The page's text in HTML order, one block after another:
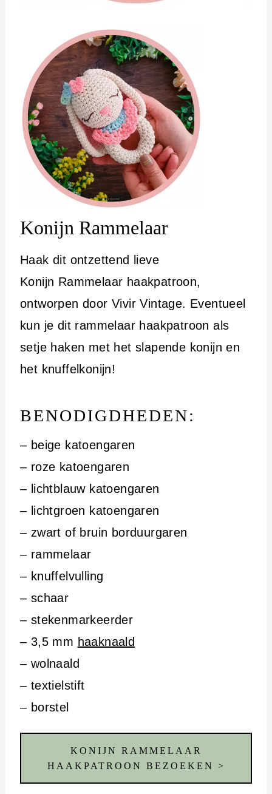
Konijn Rammelaar
Haak dit ontzettend lieve
Konijn Rammelaar haakpatroon,
ontworpen door Vivir Vintage. Eventueel
kun je dit rammelaar haakpatroon als
setje haken met het slapende konijn en
het knuffelkonijn!
BENODIGDHEDEN:
– beige katoengaren
– roze katoengaren
– lichtblauw katoengaren
– lichtgroen katoengaren
– zwart of bruin borduurgaren
– rammelaar
– knuffelvulling
– schaar
– stekenmarkeerder
– 3,5 mm haaknaald
– wolnaald
– textielstift
– borstel
KONIJN RAMMELAAR
HAAKPATROON BEZOEKEN >